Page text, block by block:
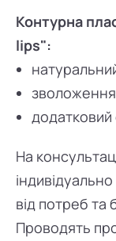
Контурна
lips":
На
від потреб та
Проводять